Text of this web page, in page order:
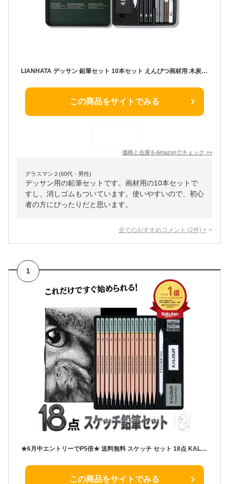
LIANHATA デッサン 鉛筆セット 10本セット えんぴつ画材用 木炭鉛筆 消しゴム ブレンディング スタンプ ドローイング 用 描画 シェーディング ブレンディング スケッチ用 金属ケース入り 学生、初心者およびプロのアーティスト向け画材用 (A)
この商品をサイトでみる
価格と在庫をAmazonでチェック >>
グラスマン２(60代・男性)
デッサン用の鉛筆セットです。画材用の10本セットで
すし、消しゴムもついています。使いやすいので、初心
者の方にぴったりだと思います。
全てのおすすめコメント (2件) >
1
★6月中エントリーでP5倍★ 送料無料 スケッチ セット 18点 KALOUR デッサンセット スケッチ鉛筆 14本 5H-14B 練り消し 紙擦筆 鉛筆削り 鉛筆画 写実画 イラスト 漫画 美術 絵画 セット 大人 子供 文房具 誕生日 ギフト プレゼント 画材セット デッサン鉛筆 鉛筆
この商品をサイトでみる